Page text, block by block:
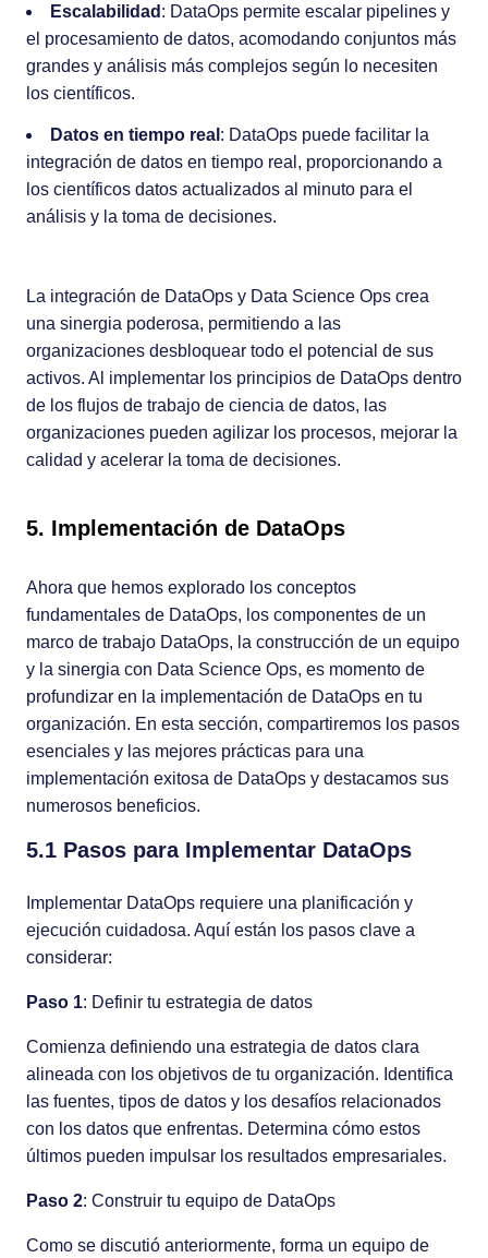
Escalabilidad : DataOps permite escalar pipelines y
el procesamiento de datos, acomodando conjuntos más
grandes y análisis más complejos según lo necesiten
los científicos.
Datos en tiempo real : DataOps puede facilitar la
integración de datos en tiempo real, proporcionando a
los científicos datos actualizados al minuto para el
análisis y la toma de decisiones.
La integración de DataOps y Data Science Ops crea
una sinergia poderosa, permitiendo a las
organizaciones desbloquear todo el potencial de sus
activos. Al implementar los principios de DataOps dentro
de los flujos de trabajo de ciencia de datos, las
organizaciones pueden agilizar los procesos, mejorar la
calidad y acelerar la toma de decisiones.
5. Implementación de DataOps
Ahora que hemos explorado los conceptos
fundamentales de DataOps, los componentes de un
marco de trabajo DataOps, la construcción de un equipo
y la sinergia con Data Science Ops, es momento de
profundizar en la implementación de DataOps en tu
organización. En esta sección, compartiremos los pasos
esenciales y las mejores prácticas para una
implementación exitosa de DataOps y destacamos sus
numerosos beneficios.
5.1 Pasos para Implementar DataOps
Implementar DataOps requiere una planificación y
ejecución cuidadosa. Aquí están los pasos clave a
considerar:
Paso 1: Definir tu estrategia de datos
Comienza definiendo una estrategia de datos clara
alineada con los objetivos de tu organización. Identifica
las fuentes, tipos de datos y los desafíos relacionados
con los datos que enfrentas. Determina cómo estos
últimos pueden impulsar los resultados empresariales.
Paso 2: Construir tu equipo de DataOps
Como se discutió anteriormente, forma un equipo de